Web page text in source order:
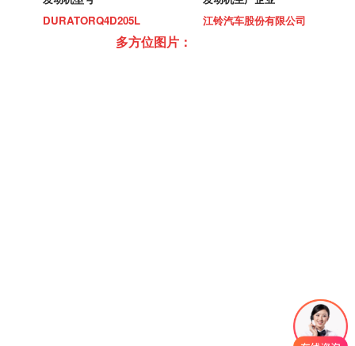
DURATORQ4D205L
江铃汽车股份有限公司
多方位图片：